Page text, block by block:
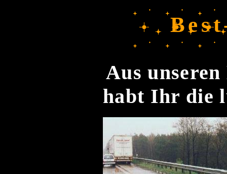
Aus
habt Ihr die